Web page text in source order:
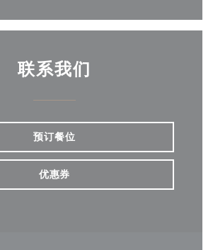
联系我们
预订餐位
优惠券